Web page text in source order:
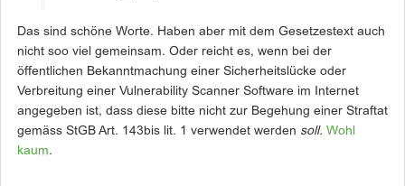
Das sind schöne Worte. Haben aber mit dem Gesetzestext auch
nicht soo viel gemeinsam. Oder reicht es, wenn bei der
öffentlichen Bekanntmachung einer Sicherheitslücke oder
Verbreitung einer Vulnerability Scanner Software im Internet
angegeben ist, dass diese bitte nicht zur Begehung einer Straftat
gemäss StGB Art. 143bis lit. 1 verwendet werden soll. Wohl
kaum.